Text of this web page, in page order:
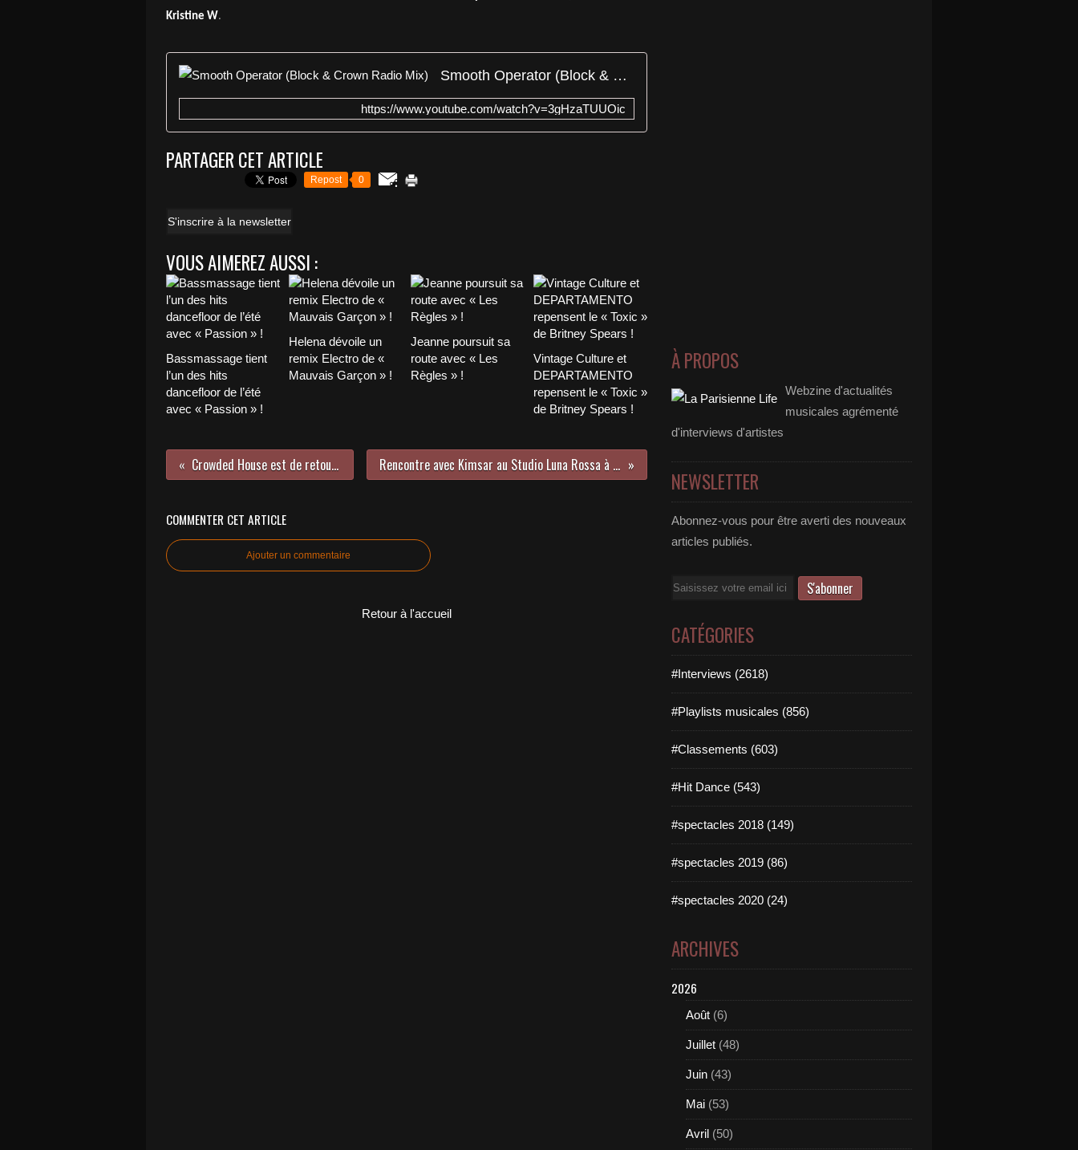
Kristine W.
Smooth Operator (Block & Crown Radio Mix)
https://www.youtube.com/watch?v=3gHzaTUUOic
PARTAGER CET ARTICLE
Repost 0
S'inscrire à la newsletter
VOUS AIMEREZ AUSSI :
Bassmassage tient
l’un des hits
dancefloor de l’été
avec « Passion » !
Helena dévoile un
remix Electro de «
Mauvais Garçon » !
Jeanne poursuit sa
route avec « Les
Règles » !
Vintage Culture et
DEPARTAMENTO
repensent le « Toxic »
de Britney Spears !
Crowded House est de retour avec « Gravity Stairs » ! Rencontre avec Kimsar au Studio Luna Rossa à l’occasion de la parution de « L’Enval » !
COMMENTER CET ARTICLE
Ajouter un commentaire
Retour à l'accueil
À PROPOS
Webzine d'actualités
musicales agrémenté
d'interviews d'artistes
NEWSLETTER
Abonnez-vous pour être averti des nouveaux
articles publiés.
Email
CATÉGORIES
#Interviews (2618)
#Playlists musicales (856)
#Classements (603)
#Hit Dance (543)
#spectacles 2018 (149)
#spectacles 2019 (86)
#spectacles 2020 (24)
ARCHIVES
2026
Août (6)
Juillet (48)
Juin (43)
Mai (53)
Avril (50)